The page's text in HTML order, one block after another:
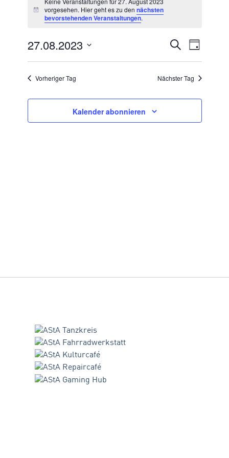
für
27.
August
2023
Hinweisvorgesehen. Hier geht es zu dennächsten
bevorstehenden Veranstaltungen.
SUCHE
UND
Suche
Tag
27.08.2023
Vorheriger Tag Nächster Tag
Kalender abonnieren